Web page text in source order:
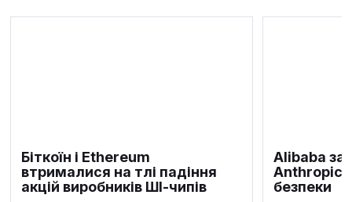
Біткоїн і Ethereum
втрималися на тлі падіння
акцій виробників ШІ-чипів
Alibaba
Anthropic
безпеки